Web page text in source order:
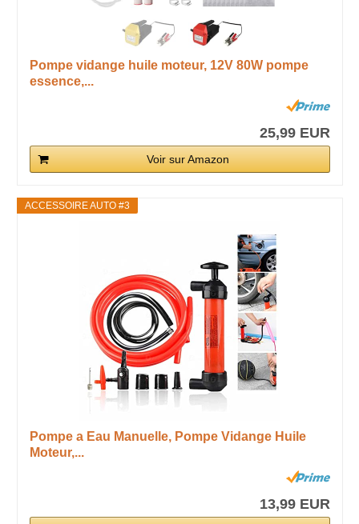
Pompe vidange huile moteur, 12V 80W pompe
essence,...
25,99 EUR
Voir sur Amazon
ACCESSOIRE AUTO #3
Pompe a Eau Manuelle, Pompe Vidange Huile
Moteur,...
13,99 EUR